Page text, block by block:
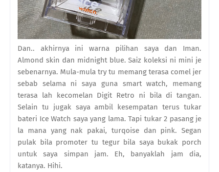
Dan.. akhirnya ini warna pilihan saya dan Iman.
Almond skin dan midnight blue. Saiz koleksi ni mini je
sebenarnya. Mula-mula try tu memang terasa comel jer
sebab selama ni saya guna smart watch, memang
terasa lah kecomelan Digit Retro ni bila di tangan.
Selain tu jugak saya ambil kesempatan terus tukar
bateri Ice Watch saya yang lama. Tapi tukar 2 pasang je
la mana yang nak pakai, turqoise dan pink. Segan
pulak bila promoter tu tegur bila saya bukak porch
untuk saya simpan jam. Eh, banyaklah jam dia,
katanya. Hihi.